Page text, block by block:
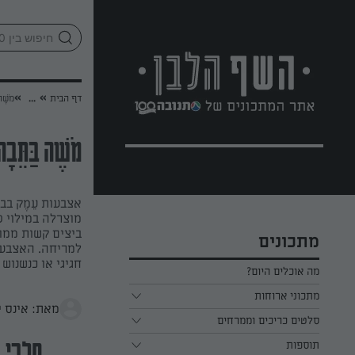
מתכונים
מה אוכלים היום?
מתכוני ארוחות
ארוחת בוקר
ארוחת צהריים
סלטים כריכים וממרחים
כל הסלטים כריכים וממרחים
תוספות
דף הבית »
...
»
מֹשֶׁה
אצבעות עֵמֶק
מוצרלה
ביצים קשות
למריחה.
חגיגי או
מאת: אינס